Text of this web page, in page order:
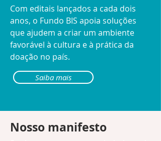
Com editais lançados a cada dois
anos, o Fundo BIS apoia soluções
que ajudem a criar um ambiente
favorável à cultura e à prática da
doação no país.
Saiba mais
Nosso manifesto